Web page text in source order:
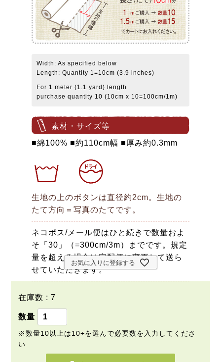
Width: As specified below
Length: Quantity 1=10cm (3.9 inches)
For 1 meter (1.1 yard) length
purchase quantity 10 (10cm x 10=100cm/1m)
素材・サイズ等
■綿100% ■約110cm幅 ■厚み約0.3mm
生地の上のボタンは直径約2cm。生地の
たて方向＝写真のたてです。
ネコポス/メール便はひと続きで数量およ
そ「30」（=300cm/3m）までです。規定
量を超える場合は宅配便に変更して送ら
せていただきます。
在庫数 7
お気に入りに登録する